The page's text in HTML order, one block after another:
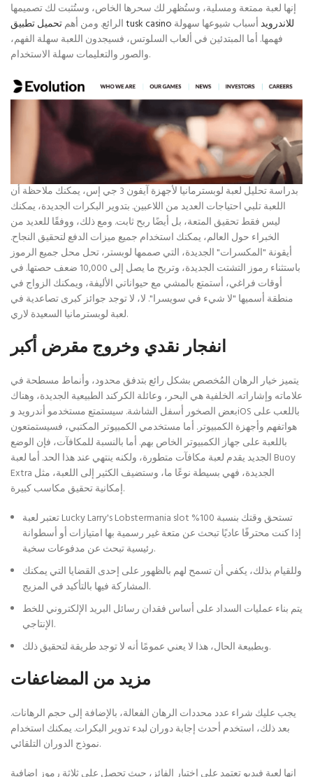
إنها لعبة ممتعة ومسلية، وستُظهر لك سحرها الخاص، وستُثبت لك تصميمها
الرائع. ومن أهم
تحميل تطبيق tusk casino للاندرويدأسباب شيوعها سهولة
فهمها. أما المبتدئين في ألعاب السلوتس، فسيجدون اللعبة سهلة الفهم،
والصور والتعليمات سهلة الاستخدام.
بدراسة تحليل لعبة لوبسترمانيا لأجهزة آيفون 3 جي إس، يمكنك ملاحظة أن
اللعبة تلبي احتياجات العديد من اللاعبين. بتدوير البكرات الجديدة، يمكنك
ليس فقط تحقيق المتعة، بل أيضًا ربح ثابت. ومع ذلك، ووفقًا للعديد من
الخبراء حول العالم، يمكنك استخدام جميع ميزات الدفع لتحقيق النجاح.
أيقونة "المكسرات" الجديدة، التي صممها لوبستر، تحل محل جميع الرموز
باستثناء رموز التشتت الجديدة، وتربح ما يصل إلى 10,000 ضعف حصتها. في
أوقات فراغي، أستمتع بالمشي مع حيواناتي الأليفة، ويمكنك الزواج في
منطقة أسميها "لا شيء في سويسرا". لا، لا توجد جوائز كبرى تصاعدية في
لعبة لوبسترمانيا السعيدة لاري.
انفجار نقدي وخروج مقرض أكبر
يتميز خيار الرهان المُخصص بشكل رائع بتدفق محدود، وأنماط مسطحة في
علاماته وإشاراته. الخلفية هي البحر، وعائلة الكركند الطبيعية الجديدة، وهناك
بعض الصخور أسفل الشاشة. سيستمتع مستخدمو أندرويد وiOS باللعب على
هواتفهم وأجهزة الكمبيوتر. أما مستخدمي الكمبيوتر المكتبي، فسيستمتعون
باللعبة على جهاز الكمبيوتر الخاص بهم. أما بالنسبة للمكافآت، فإن الوضع
الجديد يقدم لعبة مكافآت متطورة، ولكنه ينتهي عند هذا الحد. أما لعبة Buoy
Extra الجديدة، فهي بسيطة نوعًا ما، وستضيف الكثير إلى اللعبة، مثل
إمكانية تحقيق مكاسب كبيرة.
تعتبر لعبة Lucky Larry's Lobstermania slot تستحق وقتك بنسبة 100%
إذا كنت محترفًا عاديًا تبحث عن متعة غير رسمية بها امتيازات أو أسطوانة
رئيسية تبحث عن مدفوعات سخية.
وللقيام بذلك، يكفي أن تسمح لهم بالظهور على إحدى القضايا التي يمكنك
المشاركة فيها بالتأكيد في المزيج.
يتم بناء عمليات السداد على أساس فقدان رسائل البريد الإلكتروني للخط
الإنتاجي.
وبطبيعة الحال، هذا لا يعني عمومًا أنه لا توجد طريقة لتحقيق ذلك.
مزيد من المضاعفات
يجب عليك شراء عدد محددات الرهان الفعالة، بالإضافة إلى حجم الرهانات.
بعد ذلك، استخدم أحدث إجابة دوران لبدء تدوير البكرات. يمكنك استخدام
نموذج الدوران التلقائي.
إنها لعبة فيديو تعتمد على اختيار الفائز، حيث تحصل على ثلاثة رموز إضافية